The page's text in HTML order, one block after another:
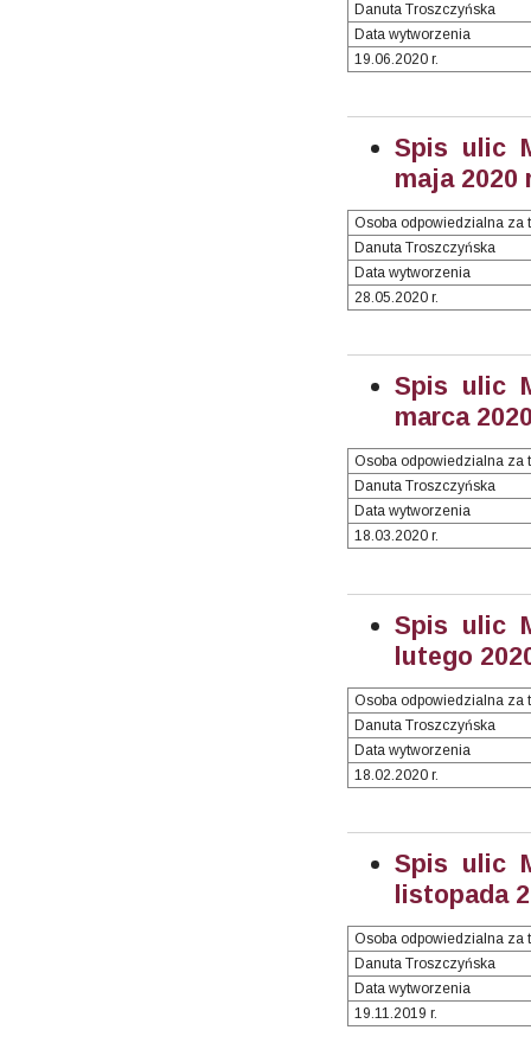
Danuta Troszczyńska
Data wytworzenia
19.06.2020 r.
Spis ulic
maja 2020
Osoba odpowiedzialna za
Danuta Troszczyńska
Data wytworzenia
28.05.2020 r.
Spis ulic
marca
Osoba odpowiedzialna za
Danuta Troszczyńska
Data wytworzenia
18.03.2020 r.
Spis ulic
lutego
Osoba odpowiedzialna za
Danuta Troszczyńska
Data wytworzenia
18.02.2020 r.
Spis ulic
listopada
Osoba odpowiedzialna za
Danuta Troszczyńska
Data wytworzenia
19.11.2019 r.